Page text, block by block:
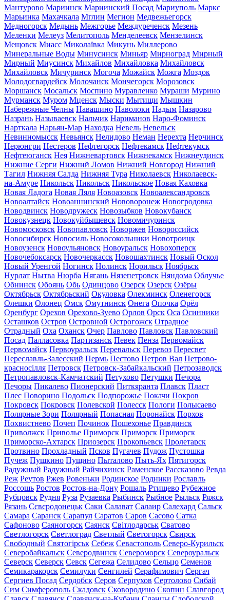
Мантурово Мариинск Мариинский Посад Мариуполь Маркс
Марьинка Махачкала Мглин Мегион Медвежьегорск
Медногорск Медынь Межгорье Междуреченск Мезень
Меленки Мелеуз Мелитополь Менделеевск Мензелинск
Мещовск Миасс Миколаївка Микунь Миллерово
Минеральные Воды Минусинск Миньяр Мирноград Мирный
Мирный Миусинск Михайлов Михайловка Михайловск
Михайловск Мичуринск Могоча Можайск Можга Моздок
Молодогвардейск Молочанск Мончегорск Морозовск
Моршанск Мосальск Моспино Муравленко Мураши Мурино
Мурманск Муром Мценск Мыски Мытищи Мышкин
Набережные Челны Навашино Наволоки Надым Назарово
Назрань Называевск Нальчик Нариманов Наро-Фоминск
Нарткала Нарьян-Мар Находка Невель Невельск
Невинномысск Невьянск Нелидово Неман Нерехта Нерчинск
Нерюнгри Нестеров Нефтегорск Нефтекамск Нефтекумск
Нефтеюганск Нея Нижневартовск Нижнекамск Нижнеудинск
Нижние Серги Нижний Ломов Нижний Новгород Нижний
Тагил Нижняя Салда Нижняя Тура Николаевск Николаевск-
на-Амуре Никольск Никольск Никольское Новая Каховка
Новая Ладога Новая Ляля Новоазовск Новоалександровск
Новоалтайск Новоаннинский Нововоронеж Новогродовка
Новодвинск Новодружеск Новозыбков Новокубанск
Новокузнецк Новокуйбышевск Новомичуринск
Новомосковск Новопавловск Новоржев Новороссийск
Новосибирск Новосиль Новосокольники Новотроицк
Новоузенск Новоульяновск Новоуральск Новохоперск
Новочебоксарск Новочеркасск Новошахтинск Новый Оскол
Новый Уренгой Ногинск Нолинск Норильск Ноябрьск
Нурлат Нытва Нюрба Нягань Нязепетровск Няндома Облучье
Обнинск Обоянь Обь Одинцово Озерск Озерск Озёры
Октябрьск Октябрьский Окуловка Олекминск Оленегорск
Олешки Олонец Омск Омутнинск Онега Опочка Орёл
Оренбург Орехов Орехово-Зуево Орлов Орск Оса Осинники
Осташков Остров Островной Острогожск Отрадное
Отрадный Оха Оханск Очер Павлово Павловск Павловский
Посад Палласовка Партизанск Певек Пенза Первомайск
Первомайск Первоуральск Перевальск Перевоз Пересвет
Переславль-Залесский Пермь Пестово Петров Вал Петрово-
красносілля Петровск Петровск-Забайкальский Петрозаводск
Петропавловск-Камчатский Петухово Петушки Печора
Печоры Пикалево Пионерский Питкяранта Плавск Пласт
Плес Поворино Подольск Подпорожье Покачи Покров
Покровск Покровск Полевской Полесск Пологи Полысаево
Полярные Зори Полярный Попасная Поронайск Порхов
Похвистнево Почеп Починок Пошехонье Правдинск
Приволжск Приволье Приморск Приморск Приморск
Приморско-Ахтарск Приозерск Прокопьевск Пролетарск
Протвино Прохладный Псков Пугачев Пудож Пустошка
Пучеж Пушкино Пущино Пыталово Пыть-Ях Пятигорск
Радужный Радужный Райчихинск Раменское Рассказово Ревда
Реж Реутов Ржев Ровеньки Родинское Родники Рославль
Россошь Ростов Ростов-на-Дону Рошаль Ртищево Рубежное
Рубцовск Рудня Руза Рузаевка Рыбинск Рыбное Рыльск Ряжск
Рязань Сєвєродонецьк Саки Салават Салаир Салехард Сальск
Самара Саранск Сарапул Саратов Саров Сасово Сатка
Сафоново Саяногорск Саянск Світлодарськ Сватово
Светлогорск Светлоград Светлый Светогорск Свирск
Свободный Святогірськ Себеж Севастополь Северо-Курильск
Северобайкальск Северодвинск Североморск Североуральск
Северск Северск Севск Сегежа Селидово Сельцо Семенов
Семикаракорск Семилуки Сенгилей Серафимович Сергач
Сергиев Посад Сердобск Серов Серпухов Сертолово Сибай
Сим Симферополь Скадовск Сковородино Скопин Славгород